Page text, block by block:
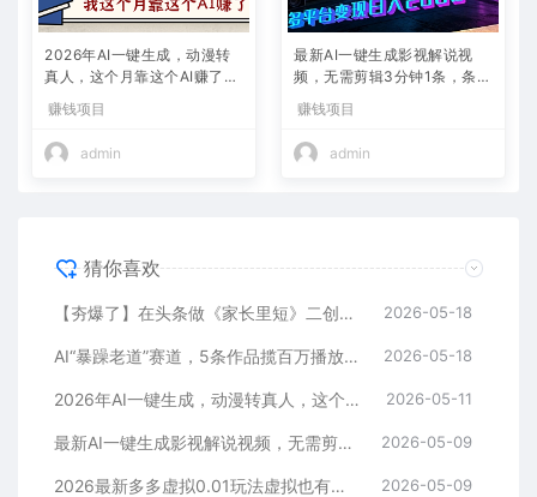
2026年AI一键生成，动漫转
真人，这个月靠这个AI赚了2
赚钱项目
admin
最新AI一键生成影视解说视
频，无需剪辑3分钟1条，条条
+
赚钱项目
admin
猜你喜欢
【夯爆了】在头条做《家长里短》二创小故事，这个月收益2w+ 2026-05-18
AI“暴躁老道”赛道，5条作品揽百万播放！（附变现全攻略） 2026-05-18
2026年AI一键生成，动漫转真人，这个月靠这个AI赚了2W+ 2026-05-11
最新AI一键生成影视解说视频，无需剪辑3分钟1条，条条爆款，多平台变现日入2000+ 2026-05-09
2026最新多多虚拟0.01玩法虚拟也有新门路轻松日入2500! 2026-05-09